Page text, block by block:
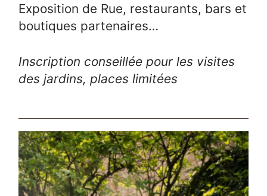
Exposition de Rue, restaurants, bars et
boutiques partenaires…
Inscription conseillée pour les visites
des jardins, places limitées